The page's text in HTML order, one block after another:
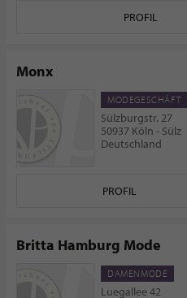
PROFIL
Monx
MODEGESCHÄFT
Sülzburgstr. 27
50937 Köln - Sülz
Deutschland
PROFIL
Britta Hamburg Mode
DAMENMODE
Luegallee 42